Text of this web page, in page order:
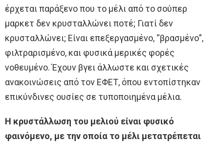
έρχεται παράξενο που το μέλι από το σούπερ
μαρκετ δεν κρυσταλλώνει ποτέ; Γιατί δεν
κρυσταλλώνει; Είναι επεξεργασμένο, “βρασμένο”,
φιλτραρισμένο, και φυσικά μερικές φορές
νοθευμένο. Έχουν βγει άλλωστε και σχετικές
ανακοινώσεις από τον ΕΦΕΤ, όπου εντοπίστηκαν
επικύνδινες ουσίες σε τυποποιημένα μέλια.
Η κρυστάλλωση του μελιού είναι φυσικό
φαινόμενο, με την οποία το μέλι μετατρέπεται